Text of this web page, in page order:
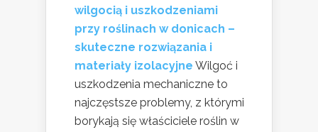
wilgocią i uszkodzeniami
przy roślinach w donicach –
skuteczne rozwiązania i
materiały izolacyjne Wilgoć i
uszkodzenia mechaniczne to
najczęstsze problemy, z którymi
borykają się właściciele roślin w